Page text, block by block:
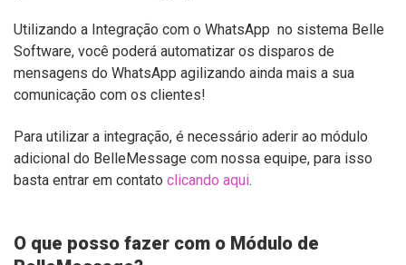
Utilizando a Integração com o WhatsApp no sistema Belle
Software, você poderá automatizar os disparos de
mensagens do WhatsApp agilizando ainda mais a sua
comunicação com os clientes!
Para utilizar a integração, é necessário aderir ao módulo
adicional do BelleMessage com nossa equipe, para isso
basta entrar em contato clicando aqui.
O que posso fazer com o Módulo de